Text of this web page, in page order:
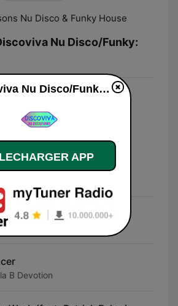
Nu Disco & Funky House
Nu Disco/Funky:
2022
B Devotion
Discoviva Nu Disco/Funky en ligne
APP